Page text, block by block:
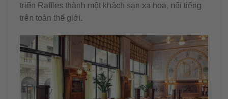
triển Raffles thành một khách sạn xa hoa, nổi tiếng
trên toàn thế giới.